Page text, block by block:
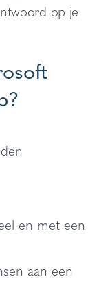
op je
en met een
aan een